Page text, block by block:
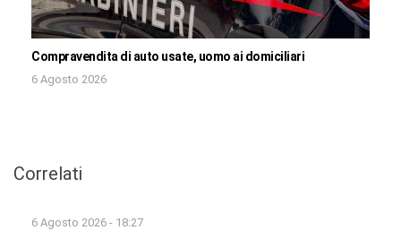
Compravendita di auto usate, uomo ai domiciliari
6 Agosto 2026
Correlati
6 Agosto 2026 - 18:27